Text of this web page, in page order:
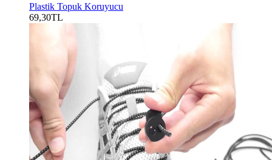
Plastik Topuk Koruyucu
69,30TL